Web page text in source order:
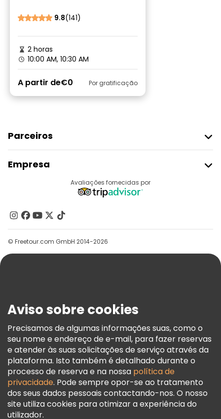
9.8(141)
2 horas
10:00 AM, 10:30 AM
A partir de€0 Por gratificação
Parceiros
Registo Do Fornecedor
Programa De Afiliados
Empresa
Contacte-Nos
Grupos
Ajuda
Termos E Informações Legais
Política De Cookies
Freetour Prémios
Programa De Fidelidade
Avaliações fornecidas por
© Freetour.com GmbH 2014-2026
Aviso sobre cookies
Precisamos de algumas informações suas, como o
seu nome e endereço de e-mail, para fazer reservas
e atender às suas solicitações de serviço através da
plataforma. Isto também é detalhado durante o
processo de reserva e na nossa política de
privacidade. Pode sempre opor-se ao tratamento
dos seus dados pessoais contactando-nos. O nosso
site utiliza cookies para otimizar a experiência do
utilizador.